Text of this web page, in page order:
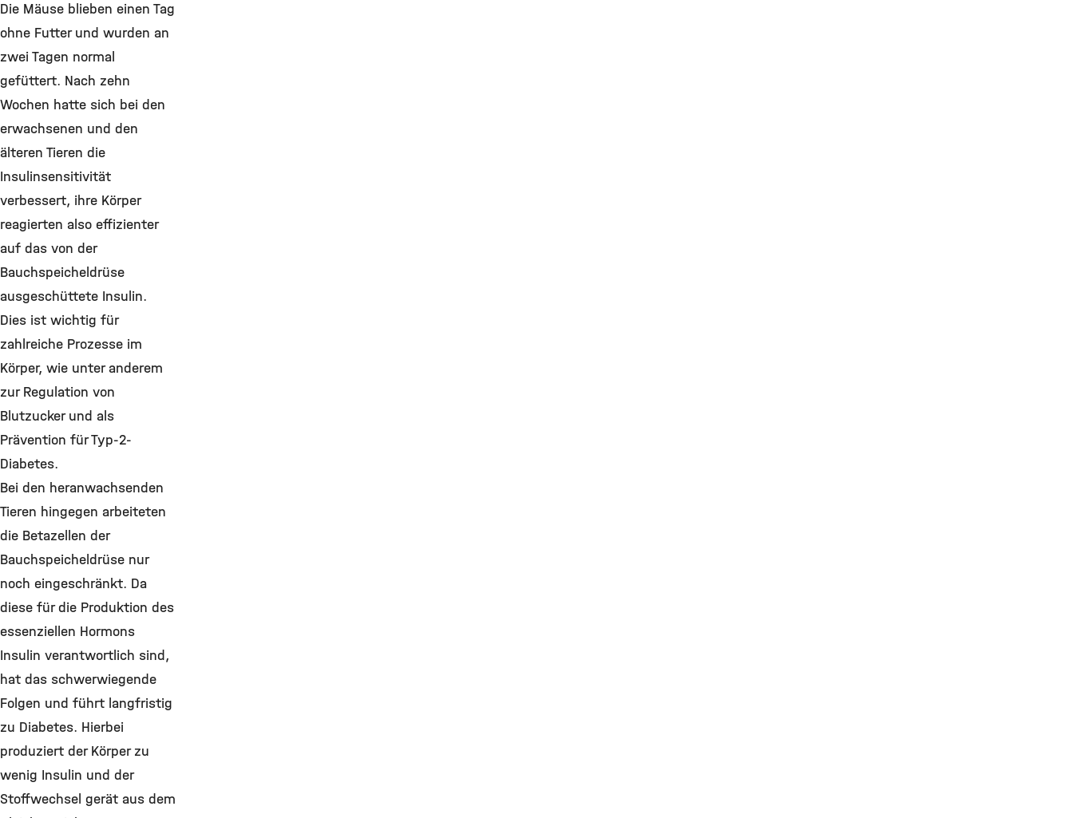
Die Mäuse blieben einen Tag
ohne Futter und wurden an
zwei Tagen normal
gefüttert. Nach zehn
Wochen hatte sich bei den
erwachsenen und den
älteren Tieren die
Insulinsensitivität
verbessert, ihre Körper
reagierten also effizienter
auf das von der
Bauchspeicheldrüse
ausgeschüttete Insulin.
Dies ist wichtig für
zahlreiche Prozesse im
Körper, wie unter anderem
zur Regulation von
Blutzucker und als
Prävention für Typ-2-
Diabetes.
Bei den heranwachsenden
Tieren hingegen arbeiteten
die Betazellen der
Bauchspeicheldrüse nur
noch eingeschränkt. Da
diese für die Produktion des
essenziellen Hormons
Insulin verantwortlich sind,
hat das schwerwiegende
Folgen und führt langfristig
zu Diabetes. Hierbei
produziert der Körper zu
wenig Insulin und der
Stoffwechsel gerät aus dem